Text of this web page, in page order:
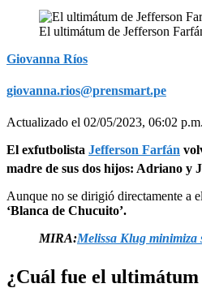
El ultimátum de Jefferson
Giovanna Ríos
giovanna.rios@prensmart.pe
Actualizado el 02/05/2023, 06:02 p.m.
El exfutbolista Jefferson Farfán
madre de sus dos hijos: Adriano y
Aunque no se dirigió directamente a
‘Blanca de Chucuito’.
MIRA:Melissa Klug minimiza
¿Cuál fue el